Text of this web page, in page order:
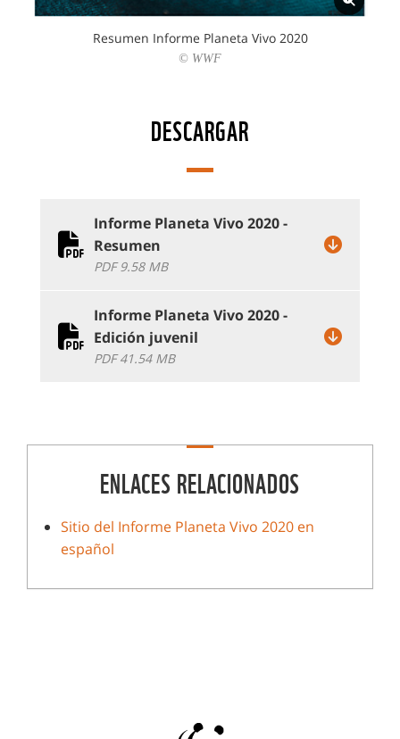
Resumen Informe Planeta Vivo 2020
© WWF
DESCARGAR
Informe Planeta Vivo 2020 -
Resumen
PDF 9.58 MB
Informe Planeta Vivo 2020 -
Edición juvenil
PDF 41.54 MB
ENLACES RELACIONADOS
Sitio del Informe Planeta Vivo 2020 en
español